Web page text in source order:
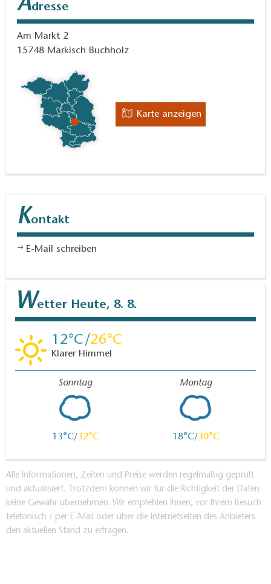
Adresse
Am Markt 2
15748 Märkisch Buchholz
Karte anzeigen
Kontakt
E-Mail schreiben
Wetter Heute, 8. 8.
12 26
Klarer Himmel
Sonntag
13 32
Montag
18 30
Alle Informationen, Zeiten und Preise werden regelmäßig geprüft
und aktualisiert. Trotzdem können wir für die Richtigkeit der Daten
keine Gewähr übernehmen. Wir empfehlen Ihnen, vor Ihrem Besuch
telefonisch / per E-Mail oder über die Internetseiten des Anbieters
den aktuellen Stand zu erfragen.